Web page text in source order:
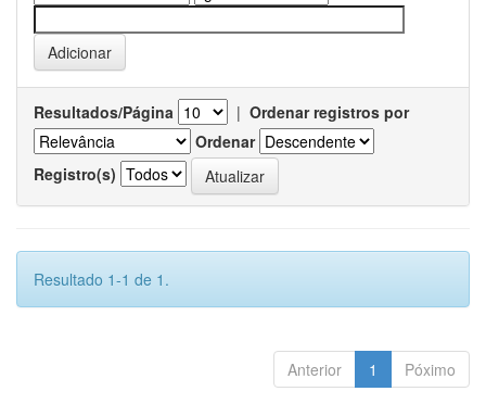
Resultados/Página | Ordenar registros por
Ordenar
Registro(s)
Resultado 1-1 de 1.
Anterior 1 Póximo